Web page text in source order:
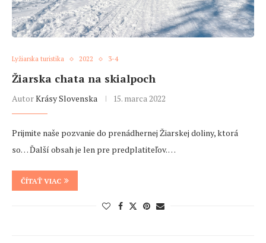
Lyžiarska turistika 2022 3-4
Žiarska chata na skialpoch
AutorKrásy Slovenska 15. marca 2022
Prijmite naše pozvanie do prenádhernej Žiarskej doliny, ktorá
so… Ďalší obsah je len pre predplatiteľov. …
ČÍTAŤ VIAC